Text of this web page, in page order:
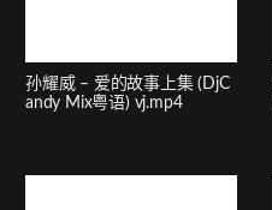
孙耀威 – 爱的故事上集 (DjC
andy Mix粤语) vj.mp4